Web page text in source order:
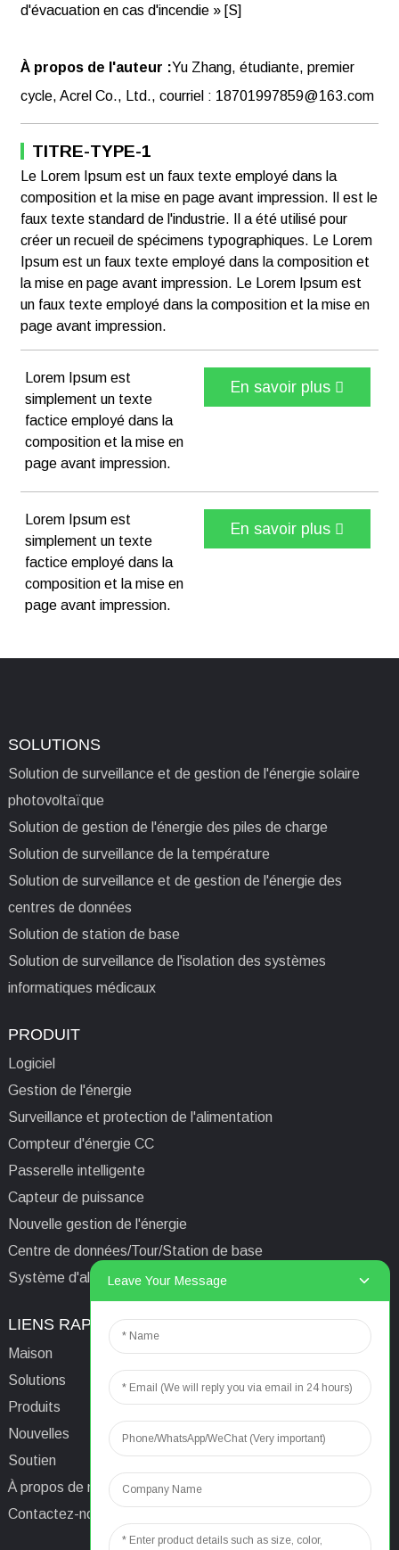
d'évacuation en cas d'incendie » [S]
À propos de l'auteur :Yu Zhang, étudiante, premier
cycle, Acrel Co., Ltd., courriel : 18701997859@163.com
TITRE-TYPE-1
Le Lorem Ipsum est un faux texte employé dans la
composition et la mise en page avant impression. Il est le
faux texte standard de l'industrie. Il a été utilisé pour
créer un recueil de spécimens typographiques. Le Lorem
Ipsum est un faux texte employé dans la composition et
la mise en page avant impression. Le Lorem Ipsum est
un faux texte employé dans la composition et la mise en
page avant impression.
Lorem Ipsum est
simplement un texte
factice employé dans la
composition et la mise en
page avant impression.
En savoir plus
Lorem Ipsum est
simplement un texte
factice employé dans la
composition et la mise en
page avant impression.
En savoir plus
SOLUTIONS
Solution de surveillance et de gestion de l'énergie solaire
photovoltaïque
Solution de gestion de l'énergie des piles de charge
Solution de surveillance de la température
Solution de surveillance et de gestion de l'énergie des
centres de données
Solution de station de base
Solution de surveillance de l'isolation des systèmes
informatiques médicaux
PRODUIT
Logiciel
Gestion de l'énergie
Surveillance et protection de l'alimentation
Compteur d'énergie CC
Passerelle intelligente
Capteur de puissance
Nouvelle gestion de l'énergie
Centre de données/Tour/Station de base
Système d'alimentation isolé informatique médical
LIENS RAPIDES
Maison
Solutions
Produits
Nouvelles
Soutien
À propos de nous
Contactez-nous
CONTACTEZ-NOUS
Tél.+86 13641976142
Adresse : No. 253 Yulv
Road, Jiading Area,
Shanghai, Chine, 201801
Leave Your Message